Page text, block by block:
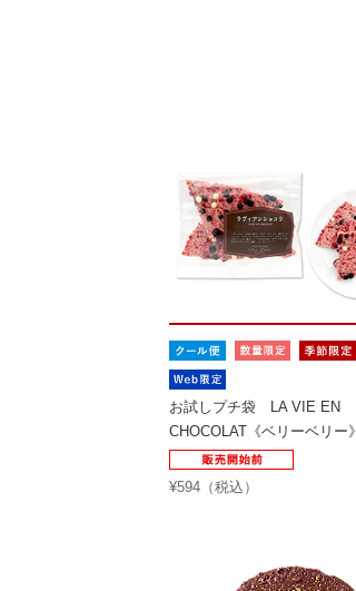
お試しプチ袋 LA VIE EN
CHOCOLAT《ベリーベリー》
¥594（税込）